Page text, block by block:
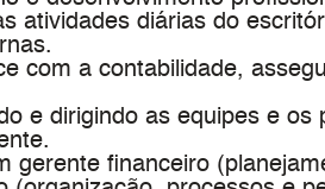
atividades diárias do
com a contabilidade,
e dirigindo as equipes e os
gerente financeiro